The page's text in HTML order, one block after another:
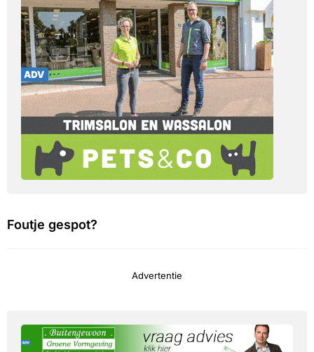
Foutje gespot?
Advertentie